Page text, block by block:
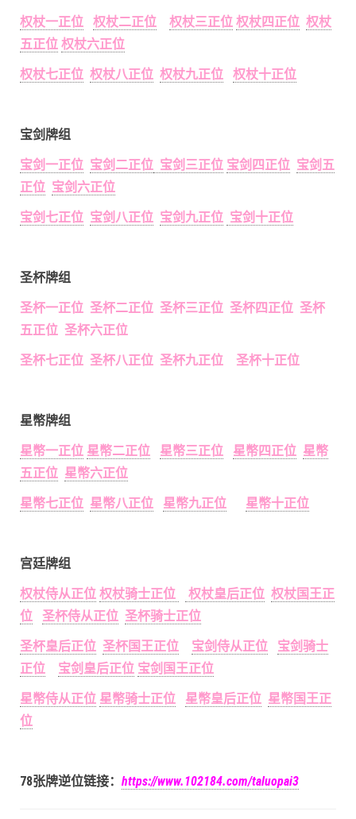
权杖一正位
权杖二正位 权杖三正位 权杖四正位 权杖
五正位 权杖六正位
权杖七正位 权杖八正位 权杖九正位 权杖十正位
宝剑牌组
宝剑一正位 宝剑二正位 宝剑三正位 宝剑四正位 宝剑五
正位 宝剑六正位
宝剑七正位 宝剑八正位 宝剑九正位 宝剑十正位
圣杯牌组
圣杯一正位 圣杯二正位 圣杯三正位 圣杯四正位 圣杯
五正位 圣杯六正位
圣杯七正位 圣杯八正位 圣杯九正位 圣杯十正位
星幣牌组
星幣一正位 星幣二正位 星幣三正位 星幣四正位 星幣
五正位 星幣六正位
星幣七正位 星幣八正位 星幣九正位 星幣十正位
宫廷牌组
权杖侍从正位 权杖骑士正位 权杖皇后正位 权杖国王正
位
圣杯侍从正位 圣杯骑士正位
圣杯皇后正位 圣杯国王正位 宝剑侍从正位
宝剑骑士
正位
宝剑皇后正位 宝剑国王正位
星幣侍从正位 星幣骑士正位 星幣皇后正位 星幣国王正
位
78张牌逆位链接： https://www.102184.com/taluopai3